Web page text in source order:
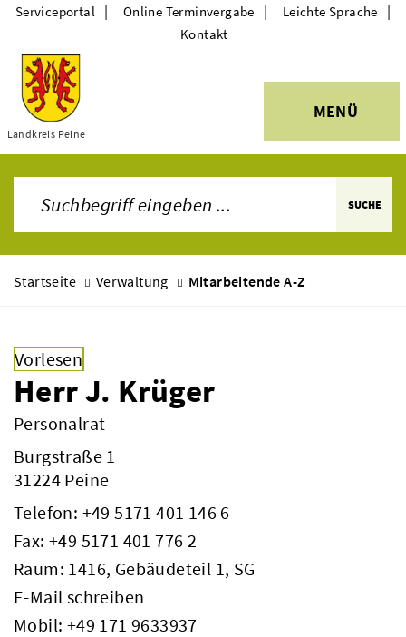
Themen
Landkreis Peine
MENÜ
Serviceportal | Online Terminvergabe | Leichte Sprache |
Kontakt
SUCHE
Startseite Verwaltung Mitarbeitende A-Z
Vorlesen
Herr J. Krüger
Personalrat
Burgstraße 1
31224 Peine
Telefon: +49 5171 401 146 6
Fax: +49 5171 401 776 2
Raum: 1416, Gebäudeteil 1, SG
E-Mail schreiben
Mobil: +49 171 9633937